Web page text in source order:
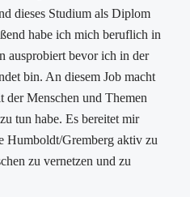
dieses Studium als Diplom
habe ich mich beruflich in
ausprobiert bevor ich in der
bin. An diesem Job macht
Menschen und Themen
tun habe. Es bereitet mir
Humboldt/Gremberg aktiv zu
zu vernetzen und zu